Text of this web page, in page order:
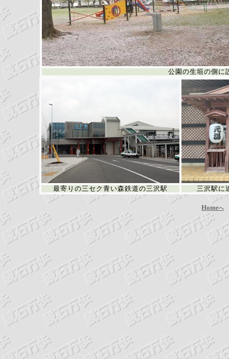
公園の生垣の側に
最寄りの三セク青い森鉄道の三沢駅 三沢駅に
Homeへ